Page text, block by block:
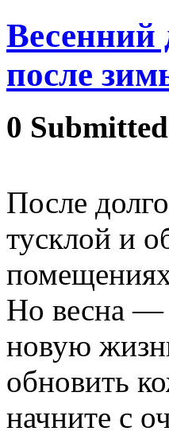
Весенний
после
0
После
тусклой и
Но весна —
новую
обновить
начните с